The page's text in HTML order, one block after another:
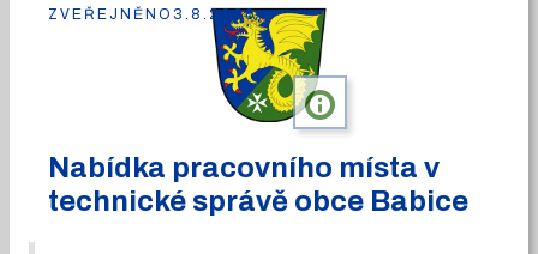
info
Nabídka pracovního místa v
technické správě obce Babice
ZVEŘEJNĚNO 3.8.2026